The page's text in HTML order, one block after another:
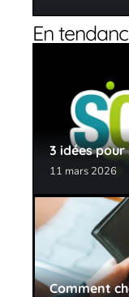
En
3 idées
11 mars 2026
Comment